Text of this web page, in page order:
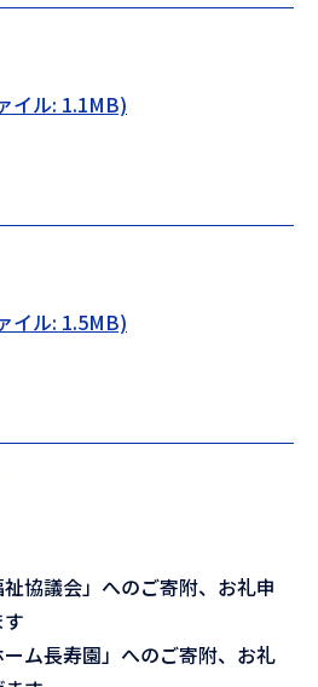
イル: 1.1MB)
イル: 1.5MB)
祉協議会」へのご寄附、お礼申
ーム長寿園」へのご寄附、お礼